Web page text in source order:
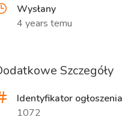
Wysłany
4 years temu
Szczegóły
Identyfikator ogłoszenia
1072